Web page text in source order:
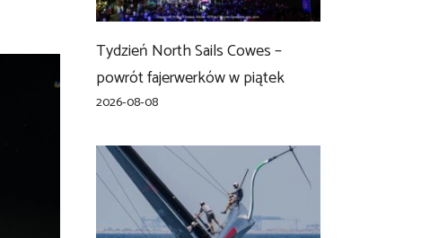
Tydzień North Sails Cowes –
powrót fajerwerków w piątek
2026-08-08